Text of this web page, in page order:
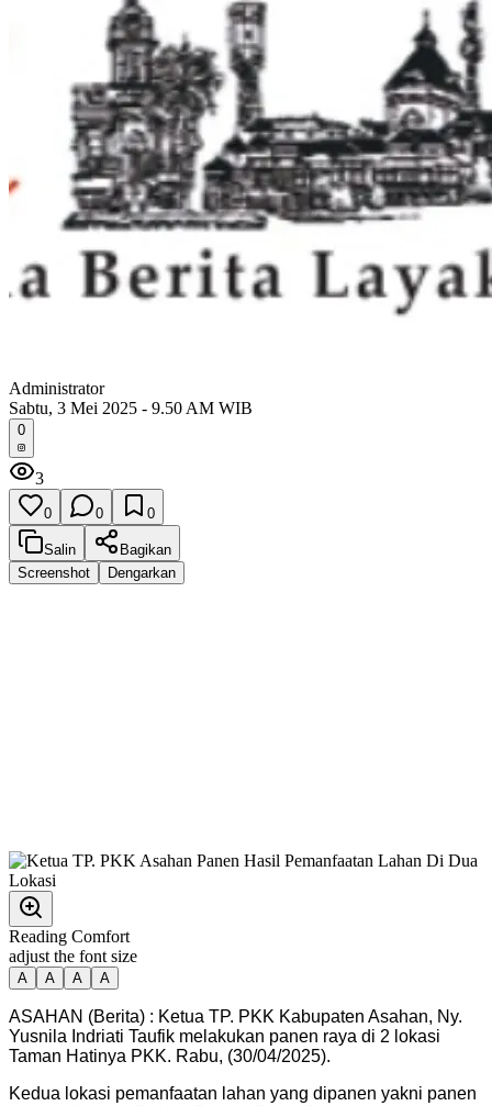
Administrator
Sabtu, 3 Mei 2025 - 9.50 AM WIB
0
3
0 0 0
Salin
Bagikan
Screenshot
Dengarkan
Reading Comfort
adjust the font size
A A A A
ASAHAN (Berita) : Ketua TP. PKK Kabupaten Asahan, Ny.
Yusnila Indriati Taufik melakukan panen raya di 2 lokasi
Taman Hatinya PKK. Rabu, (30/04/2025).
Kedua lokasi pemanfaatan lahan yang dipanen yakni panen